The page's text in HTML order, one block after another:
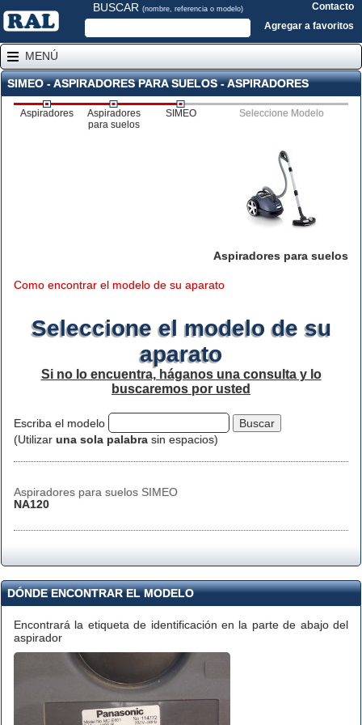
BUSCAR (nombre, referencia o modelo)
Contacto
Agregar a favoritos
MENÚ
SIMEO - ASPIRADORES PARA SUELOS - ASPIRADORES
Aspiradores
Aspiradores
para suelos
SIMEO Seleccione Modelo
Aspiradores para suelos
Como encontrar el modelo de su aparato
Seleccione el modelo de su
aparato
Si no lo encuentra, háganos una consulta y lo
buscaremos por usted
Escriba el modelo
(Utilizar una sola palabra sin espacios)
Aspiradores para suelos SIMEO
NA120
DÓNDE ENCONTRAR EL MODELO
Encontrará la etiqueta de identificación en la parte de abajo del
aspirador